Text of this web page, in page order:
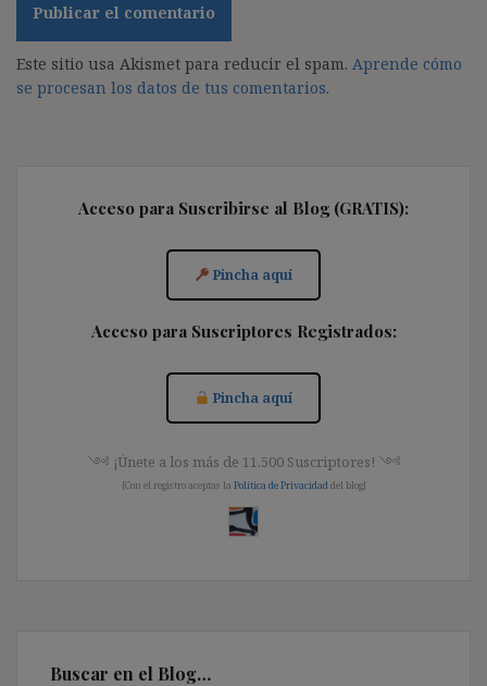
Este sitio usa Akismet para reducir el spam. Aprende cómo
se procesan los datos de tus comentarios.
Acceso para Suscribirse al Blog (GRATIS):
Pincha aquí
Acceso para Suscriptores Registrados:
Pincha aquí
༺ ¡Únete a los más de 11.500 Suscriptores! ༺
[Con el registro aceptas la Política de Privacidaddel blog]
Buscar en el Blog…